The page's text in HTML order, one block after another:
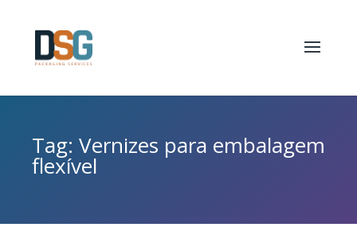
Tag: Vernizes para embalagem
flexível